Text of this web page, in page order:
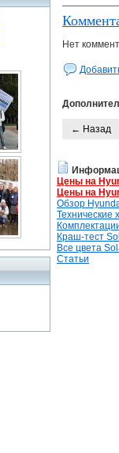
Нет
← Назад
Цены на
Цены на
Обзор
Технические
Краш-тест
Все цвета
Статьи